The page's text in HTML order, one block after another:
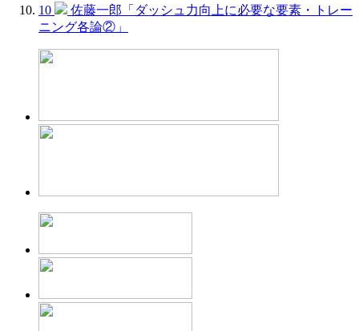
10
佐藤一郎「ダッシュ力向上に必要な要素・トレー
ニング各論②」